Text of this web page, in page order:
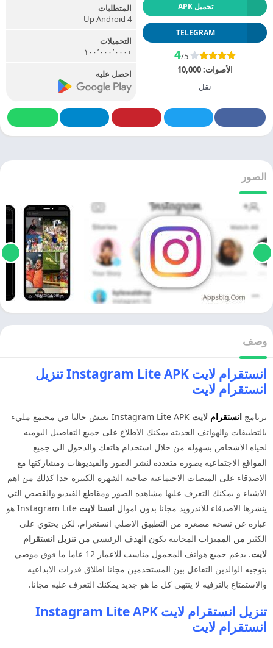
تحميل APK
TELEGRAM
4/5
الأصوات:10,000
نقل
المتطلبات
Up Android 4
التحميلات
+١٠٠٬٠٠٠٬٠٠٠
احصل عليه
الصور
وصف
انستقرام لايت Instagram Lite APK تنزيل
انستقرام لايت
برنامج انستقرام لايت
Instagram Lite APK نعيش حاليا في مجتمع مليء
بالتطبيقات والهواتف الحديثه يمكنك الاطلاع على جميع التفاصيل اليوميه
لحياه الاشخاص بسهوله من خلال استخدام هاتفك والدخول الى جميع
المواقع الاجتماعيه بصوره متعدده لنشر الصور والفيديوهات ومشاركتها مع
الاصدقاء على المنصات الاجتماعيه صاحبه الشهره الكبيره جدا كذلك من اهم
الاشياء و يمكنك التعرف عليها مشاهده الصور ومقاطع الفيديو والقصص التي
ينشرها الاصدقاء للاندرويد مجانا بدون اموال انستا لايت
Instagram Lite هو
عباره عن نسخه مصغره من التطبيق الاصلي انستغرام. لكن يحتوي على
الكثير من المميزات المجانيه يكون الهدف الرئيسي من تنزيل انستقرام
لايت
. يدعم جميع هواتف المحمول مناسب للاعمار 12 عاما ما فوق موصي
بتوجيه الوالدين التفاعل بين المستخدمين مجانا اطلاق قدرات الابداعيه
والاستمتاع بالترفيه لا ينتهي كل ما هو جديد يمكنك التعرف عليه مجانا.
تنزيل انستقرام لايت Instagram Lite APK
انستقرام لايت